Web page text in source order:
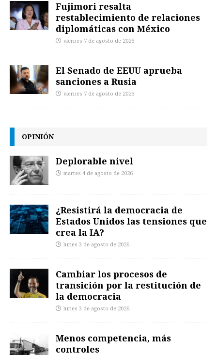
Fujimori resalta
restablecimiento de relaciones
diplomáticas con México
viernes 7 de agosto de 2026
El Senado de EEUU aprueba
sanciones a Rusia
viernes 7 de agosto de 2026
OPINIÓN
Deplorable nivel
martes 4 de agosto de 2026
¿Resistirá la democracia de
Estados Unidos las tensiones que
crea la IA?
lunes 3 de agosto de 2026
Cambiar los procesos de
transición por la restitución de
la democracia
lunes 3 de agosto de 2026
Menos competencia, más
controles